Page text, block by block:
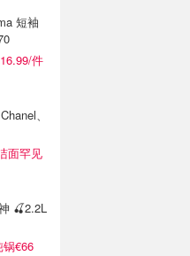
短袖
件
、
面罕见
🍒2.2L
€66